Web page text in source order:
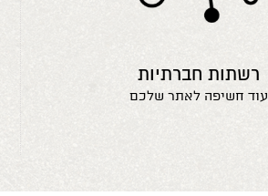
רשתות חברתיות
עוד חשיפה לאתר שלכם